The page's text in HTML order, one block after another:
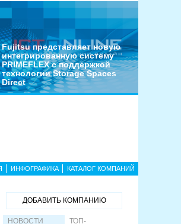
Fujitsu представляет новую
интегрированную систему
PRIMEFLEX с поддержкой
технологии Storage Spaces
Direct
ИНФОГРАФИКА КАТАЛОГ КОМПАНИЙ
ДОБАВИТЬ КОМПАНИЮ
НОВОСТИ
ТОП-